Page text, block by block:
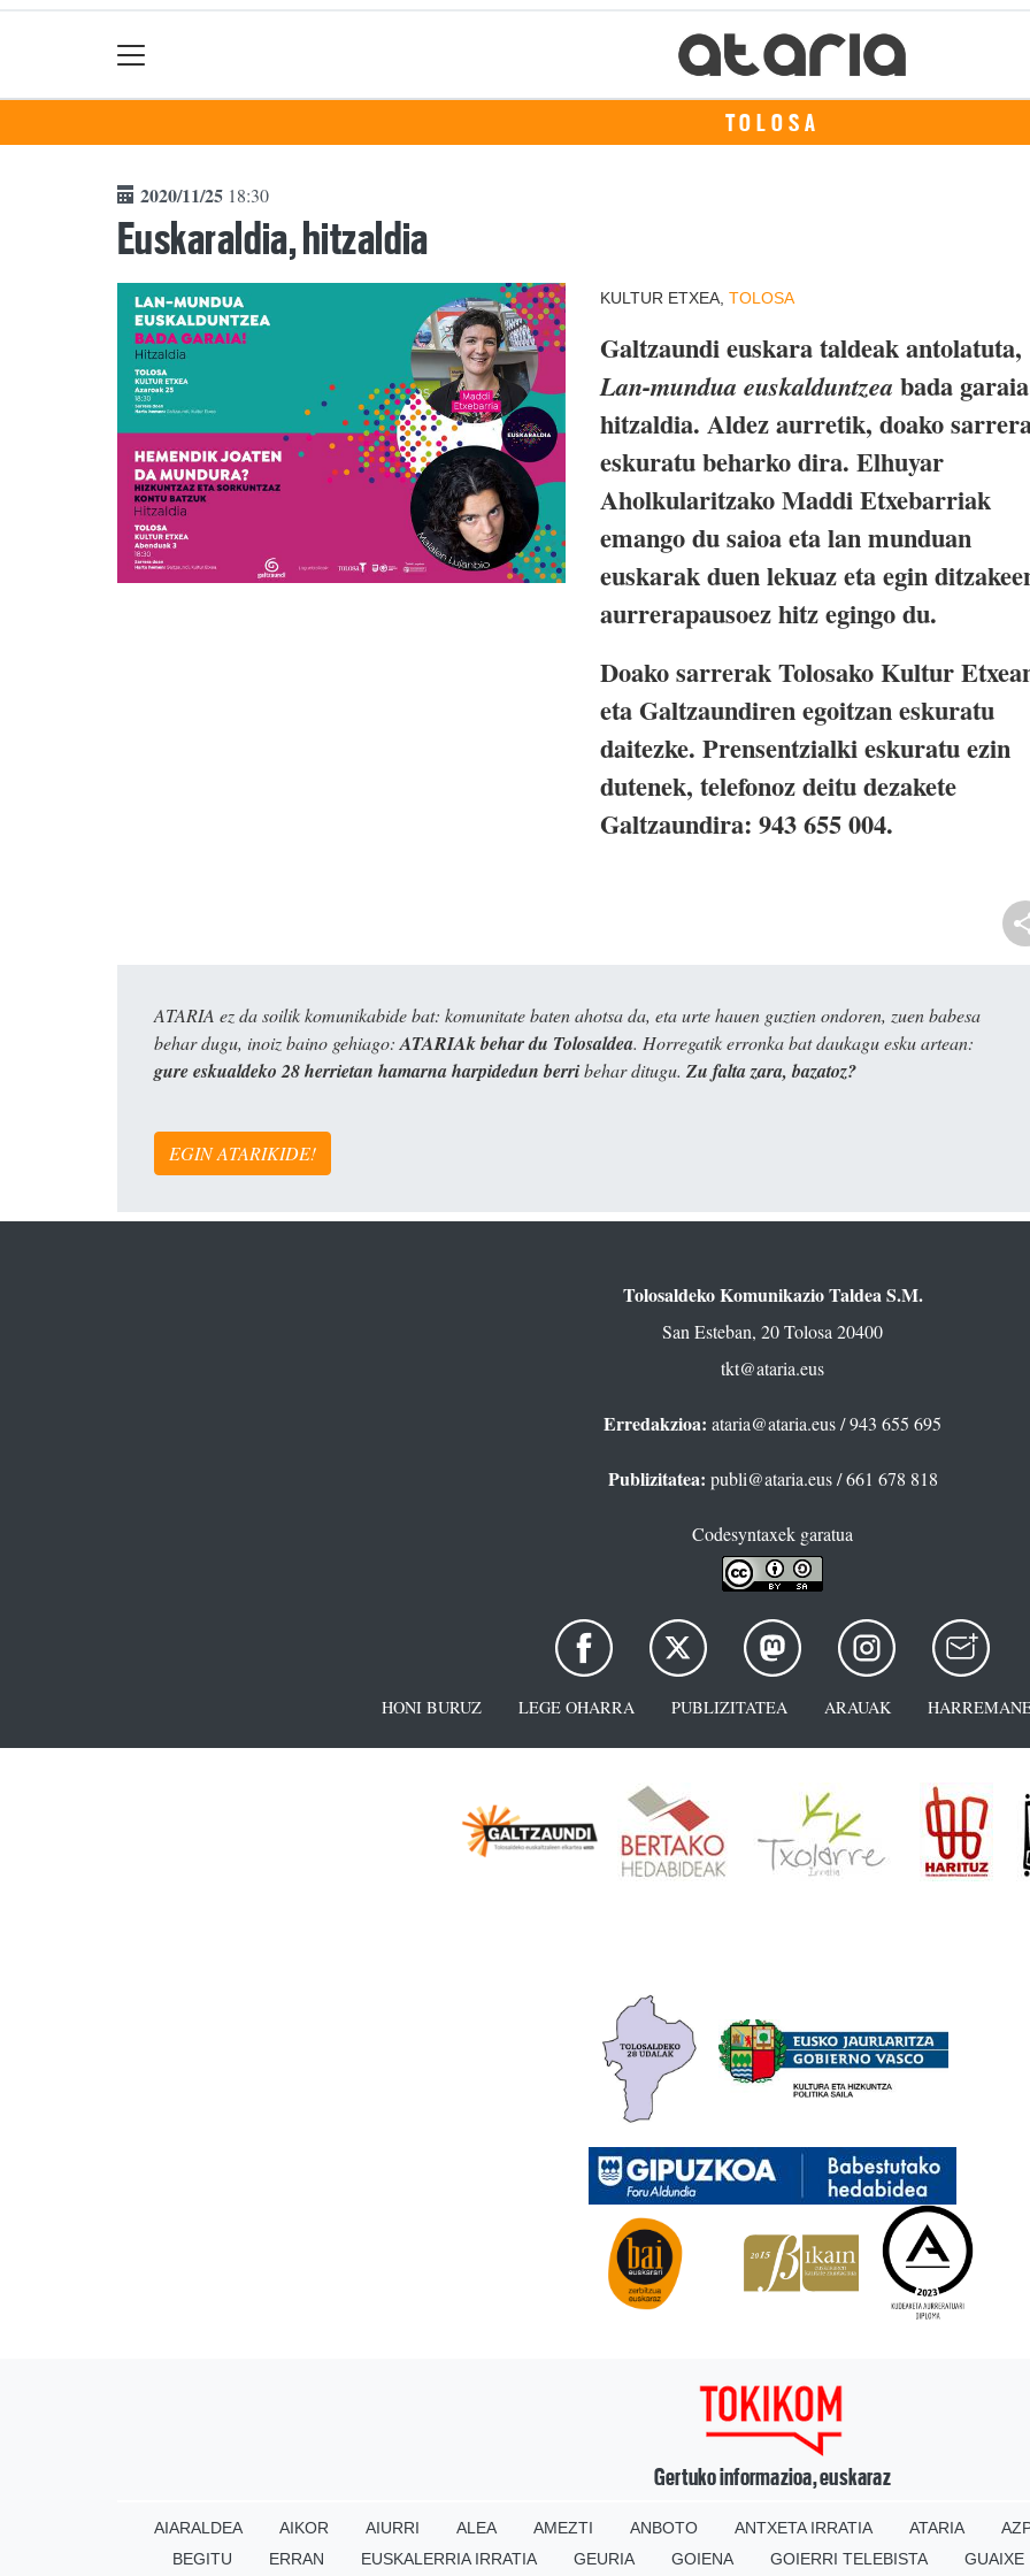
TOLOSA
2020/11/25 18:30
Euskaraldia, hitzaldia
KULTUR ETXEA, TOLOSA
Galtzaundi euskara taldeak antolatuta,
Lan-mundua euskalduntzea bada garaia
hitzaldia. Aldez aurretik, doako
eskuratu beharko dira. Elhuyar
Aholkularitzako Maddi Etxebarriak
emango du saioa eta lan munduan
euskarak duen lekuaz eta egin
aurrerapausoez hitz egingo du.
Doako sarrerak Tolosako Kultur
eta Galtzaundiren egoitzan eskuratu
daitezke. Prensentzialki eskuratu ezin
dutenek, telefonoz deitu dezakete
Galtzaundira: 943 655 004.
ATARIA ez da soilik komunikabide bat: komunitate baten ahotsa da, eta urte hauen guztien ondoren, zuen babesa
behar dugu, inoiz baino gehiago: ATARIAk behar du Tolosaldea. Horregatik erronka bat daukagu esku artean:
gure eskualdeko 28 herrietan hamarna harpidedun berribehar ditugu. Zu falta zara, bazatoz?
EGIN ATARIKIDE!
Tolosaldeko Komunikazio Taldea S.M.
San Esteban, 20 Tolosa 20400
tkt@ataria.eus
Erredakzioa: ataria@ataria.eus/ 943 655 695
Publizitatea: publi@ataria.eus/ 661 678 818
Codesyntaxek garatua
HONI BURUZ LEGE OHARRA PUBLIZITATEA ARAUAK
Gertuko informazioa, euskaraz
AIARALDEA AIKOR AIURRI ALEA AMEZTI ANBOTO ANTXETA IRRATIA ATARIA
BEGITU
ERRAN EUSKALERRIA IRRATIA GEURIA GOIENA GOIERRI TELEBISTA GUAIXE